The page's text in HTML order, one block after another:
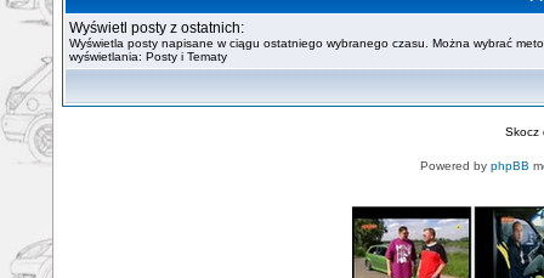
Wyświetl posty z ostatnich:
Wyświetla posty napisane w ciągu ostatniego wybranego czasu. Można wybrać
wyświetlania: Posty i Tematy
Powered by phpBB